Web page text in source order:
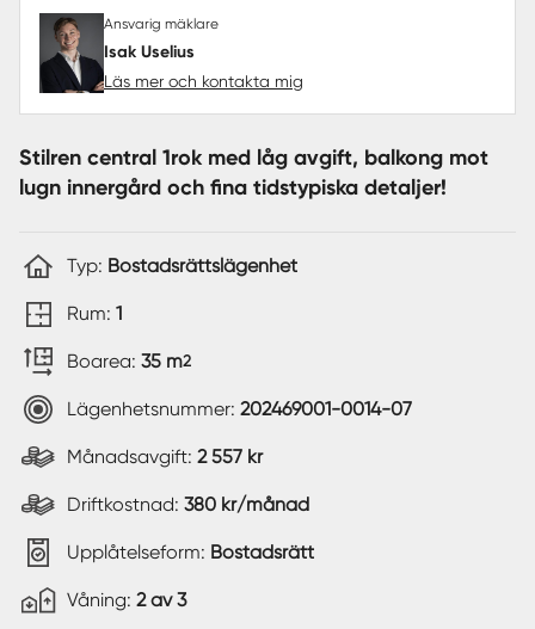
Ansvarig mäklare
Isak Uselius
Läs mer och kontakta mig
Stilren central 1rok med låg avgift, balkong mot
lugn innergård och fina tidstypiska detaljer!
Typ: Bostadsrättslägenhet
Rum: 1
Boarea: 35 m2
Lägenhetsnummer: 202469001-0014-07
Månadsavgift: 2 557 kr
Driftkostnad: 380 kr/månad
Upplåtelseform: Bostadsrätt
Våning: 2 av 3